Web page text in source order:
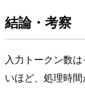
結論・考察
入力トークン数
いほど、処理時間